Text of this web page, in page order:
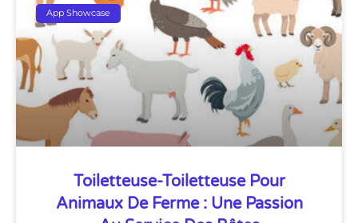
App Showcase
Toiletteuse-Toiletteuse Pour
Animaux De Ferme : Une Passion